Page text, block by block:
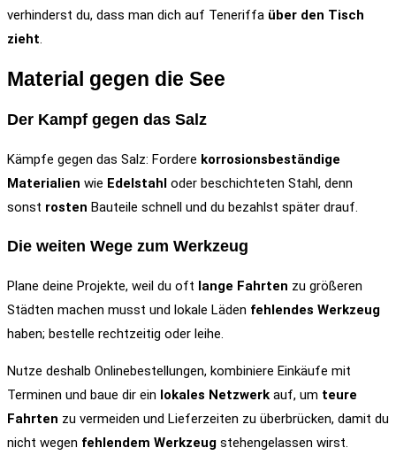
verhinderst du, dass man dich auf Teneriffa über den Tisch
zieht.
Material gegen die See
Der Kampf gegen das Salz
Kämpfe gegen das Salz: Fordere korrosionsbeständige
Materialien wie Edelstahl oder beschichteten Stahl, denn
sonst rosten Bauteile schnell und du bezahlst später drauf.
Die weiten Wege zum Werkzeug
Plane deine Projekte, weil du oft lange Fahrten zu größeren
Städten machen musst und lokale Läden fehlendes Werkzeug
haben; bestelle rechtzeitig oder leihe.
Nutze deshalb Onlinebestellungen, kombiniere Einkäufe mit
Terminen und baue dir ein lokales Netzwerk auf, um teure
Fahrten zu vermeiden und Lieferzeiten zu überbrücken, damit du
nicht wegen fehlendem Werkzeug stehengelassen wirst.